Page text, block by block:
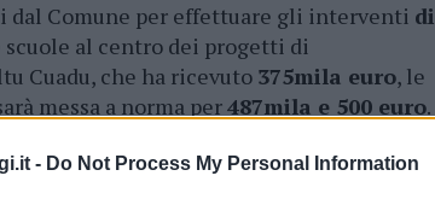
- Do Not Process My Personal Information
Comune per effettuare gli interventi di
scuole al centro dei progetti di
Cuadu, che ha ricevuto 375mila euro, le
messa a norma per487mila e 500 euro.
di via Vignola,